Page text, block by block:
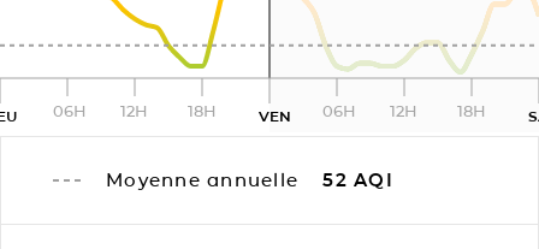
06H 12H 18H VEN 06H 12H 18H
Moyenne annuelle 52 AQI